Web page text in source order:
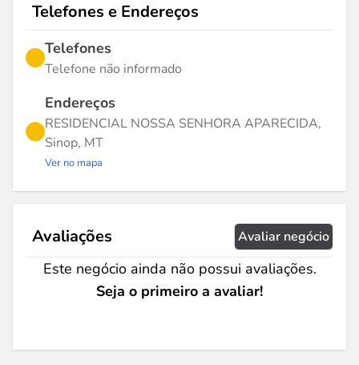
Telefones e Endereços
Telefones
Telefone não informado
Endereços
RESIDENCIAL NOSSA SENHORA APARECIDA,
Sinop, MT
Ver no mapa
Avaliações Avaliar negócio
Este negócio ainda não possui avaliações.
Seja o primeiro a avaliar!